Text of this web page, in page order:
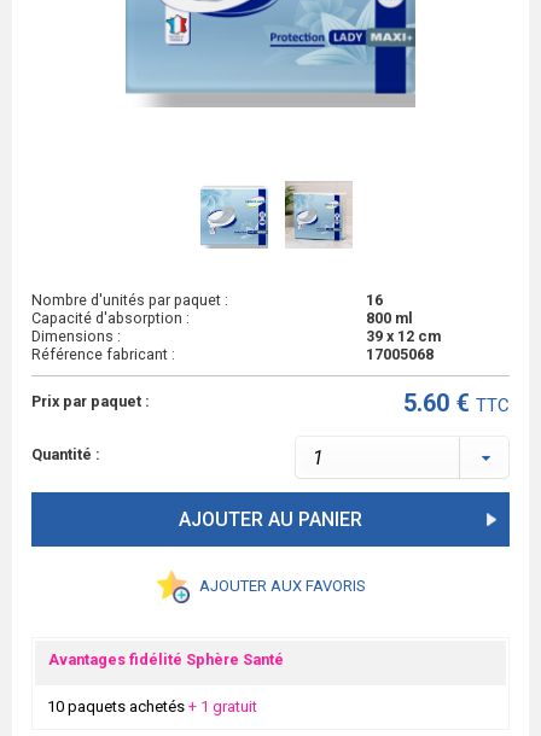
Nombre d'unités par paquet :
16
Capacité d'absorption :
800 ml
Dimensions :
39 x 12 cm
Référence fabricant :
17005068
Prix par paquet : 5.60 € TTC
Quantité :
AJOUTER AU PANIER
AJOUTER AUX FAVORIS
Avantages fidélité Sphère Santé
10 paquets achetés + 1 gratuit